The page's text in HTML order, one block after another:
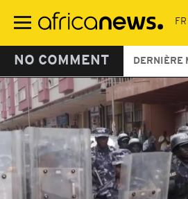
contenu
NO COMMENT DERNIÈRE